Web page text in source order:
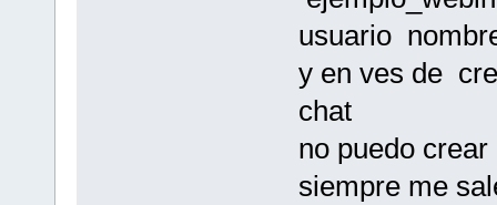
usuario
y en ves de
chat
no puedo
siempre me